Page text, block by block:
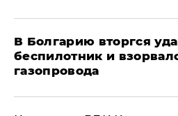
В Болгарию вторгся
беспилотник и
газопровода